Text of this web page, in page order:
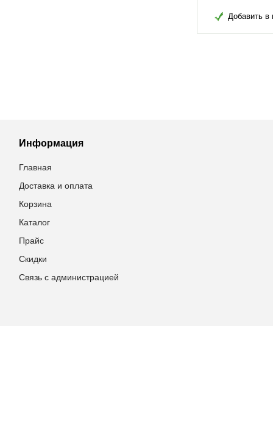
Добавить в
Информация
Главная
Доставка и оплата
Корзина
Каталог
Прайс
Скидки
Связь с администрацией